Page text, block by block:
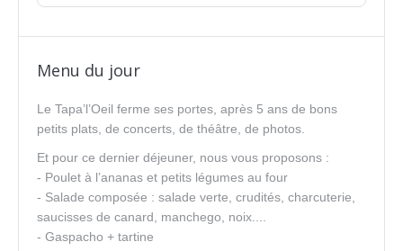
Menu du jour
Le Tapa’l’Oeil ferme ses portes, après 5 ans de bons
petits plats, de concerts, de théâtre, de photos.
Et pour ce dernier déjeuner, nous vous proposons :
- Poulet à l’ananas et petits légumes au four
- Salade composée : salade verte, crudités, charcuterie,
saucisses de canard, manchego, noix....
- Gaspacho + tartine